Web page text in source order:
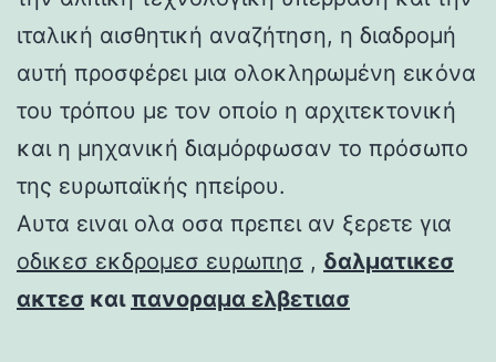
ιταλική αισθητική αναζήτηση, η διαδρομή
αυτή προσφέρει μια ολοκληρωμένη εικόνα
του τρόπου με τον οποίο η αρχιτεκτονική
και η μηχανική διαμόρφωσαν το πρόσωπο
της ευρωπαϊκής ηπείρου.
Αυτα ειναι ολα οσα πρεπει αν ξερετε για
οδικεσ εκδρομεσ ευρωπησ , δαλματικεσ
ακτεσ και πανοραμα ελβετιασ